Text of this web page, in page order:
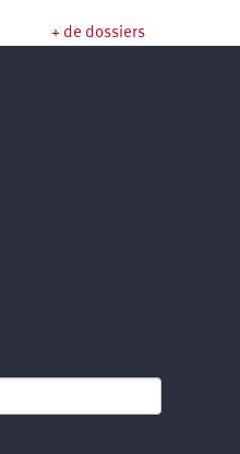
+ de dossiers